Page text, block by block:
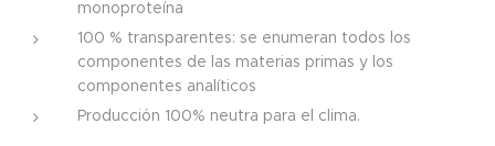
monoproteína
100 % transparentes: se enumeran todos los
componentes de las materias primas y los
componentes analíticos
Producción 100% neutra para el clima.